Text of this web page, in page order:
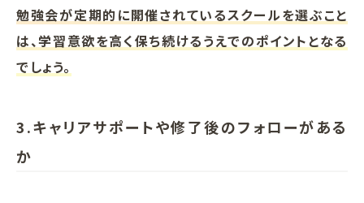
勉強会が定期的に開催されているスクールを選ぶこと
は、学習意欲を高く保ち続けるうえでのポイントとなる
でしょう。
3.キャリアサポートや修了後のフォローがある
か